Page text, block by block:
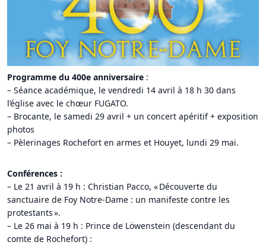
Programme du 400e anniversaire :
– Séance académique, le vendredi 14 avril à 18 h 30 dans
l’église avec le chœur FUGATO.
– Brocante, le samedi 29 avril + un concert apéritif + exposition
photos
– Pèlerinages Rochefort en armes et Houyet, lundi 29 mai.
Conférences :
– Le 21 avril à 19 h : Christian Pacco, « Découverte du
sanctuaire de Foy Notre-Dame : un manifeste contre les
protestants ».
– Le 26 mai à 19 h : Prince de Löwenstein (descendant du
comte de Rochefort) :